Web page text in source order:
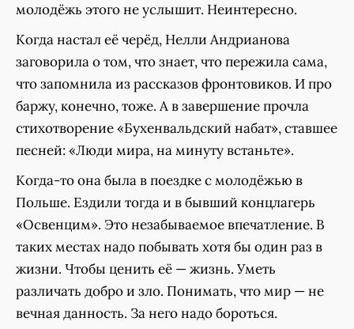
молодёжь этого не услышит. Неинтересно.
Когда настал её черёд, Нелли Андрианова
заговорила о том, что знает, что пережила сама,
что запомнила из рассказов фронтовиков. И про
баржу, конечно, тоже. А в завершение прочла
стихотворение «Бухенвальдский набат», ставшее
песней: «Люди мира, на минуту встаньте».
Когда-то она была в поездке с молодёжью в
Польше. Ездили тогда и в бывший концлагерь
«Освенцим». Это незабываемое впечатление. В
таких местах надо побывать хотя бы один раз в
жизни. Чтобы ценить её — жизнь. Уметь
различать добро и зло. Понимать, что мир — не
вечная данность. За него надо бороться.